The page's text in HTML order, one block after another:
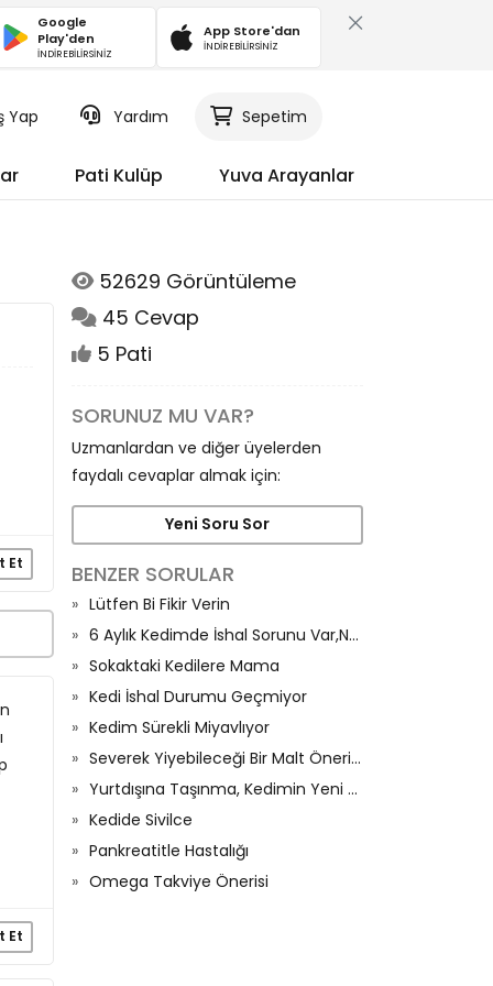
Google
Play'den
İNDİREBİLİRSİNİZ
App Store'dan
İNDİREBİLİRSİNİZ
Yap Yardım Sepetim
Pati Kulüp Yuva Arayanlar
Et
Et
52629 Görüntüleme
45 Cevap
5 Pati
SORUNUZ MU VAR?
Uzmanlardan ve diğer üyelerden
faydalı cevaplar almak için:
Yeni Soru Sor
BENZER SORULAR
Lütfen Bi Fikir Verin
6 Aylık Kedimde İshal Sorunu Var,Neden Olur?
Sokaktaki Kedilere Mama
Kedi İshal Durumu Geçmiyor
Kedim Sürekli Miyavlıyor
Severek Yiyebileceği Bir Malt Önerisi Olan Var Mı
Yurtdışına Taşınma, Kedimin Yeni Düzenine Alışma Süreci Ve İştahı
Kedide Sivilce
Pankreatitle Hastalığı
Omega Takviye Önerisi